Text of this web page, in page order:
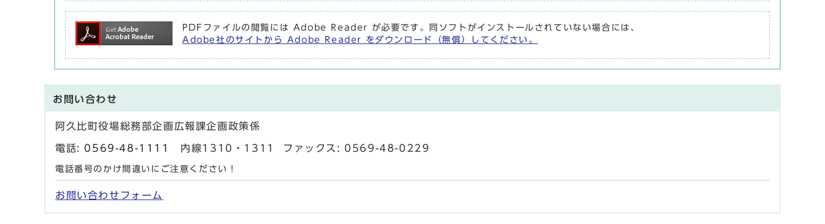
PDFファイルの閲覧には Adobe Reader が必要です。同ソフトがインストールされていない場合には、
Adobe社のサイトから Adobe Reader をダウンロード（無償）してください。
お問い合わせ
阿久比町役場総務部企画広報課企画政策係
電話: 0569-48-1111 内線1310・1311 ファックス: 0569-48-0229
電話番号のかけ間違いにご注意ください！
お問い合わせフォーム